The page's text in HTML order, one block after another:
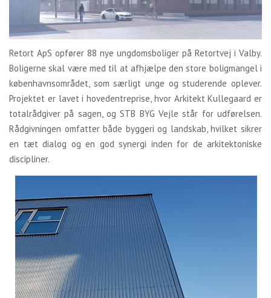
Retort ApS opfører 88 nye ungdomsboliger på Retortvej i Valby.
Boligerne skal være med til at afhjælpe den store boligmangel i
københavnsområdet, som særligt unge og studerende oplever.
Projektet er lavet i hovedentreprise, hvor Arkitekt Kullegaard er
totalrådgiver på sagen, og STB BYG Vejle står for udførelsen.
Rådgivningen omfatter både byggeri og landskab, hvilket sikrer
en tæt dialog og en god synergi inden for de arkitektoniske
discipliner.